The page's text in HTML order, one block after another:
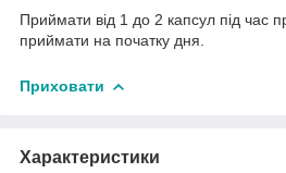
Приймати від 1 до 2 капсул під час
приймати на початку дня.
Приховати
Характеристики